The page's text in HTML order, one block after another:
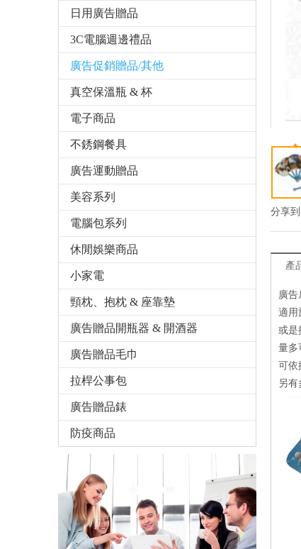
日用廣告贈品
3C電腦週邊禮品
廣告促銷贈品/其他
真空保溫瓶 & 杯
電子商品
不銹鋼餐具
廣告運動贈品
美容系列
電腦包系列
休閒娛樂商品
小家電
頸枕、抱枕 & 座靠墊
廣告贈品開瓶器 & 開酒器
廣告贈品毛巾
拉桿公事包
廣告贈品錶
防疫商品
分享
產
廣告
適用
或是
量多
可依
另有